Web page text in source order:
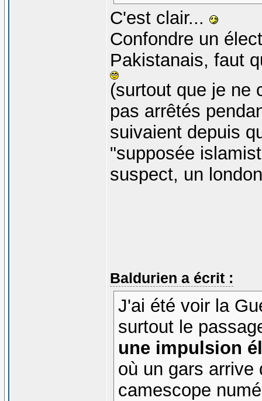
C'est clair...
Confondre un
Pakistanais, faut
(surtout que je ne
pas arrêtés
suivaient depuis
"supposée
suspect, un
Baldurien a écrit :
J'ai été voir la
surtout le
une impulsion
où un gars arrive
camescope